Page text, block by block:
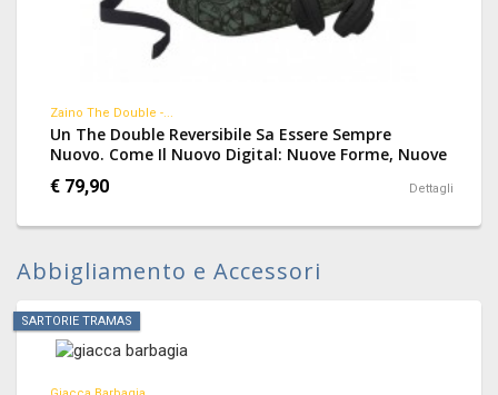
Zaino The Double -...
Un The Double Reversibile Sa Essere Sempre
Nuovo. Come Il Nuovo Digital: Nuove Forme, Nuove
Grafiche E Nuove Tecnologie. Le Nuove Grafiche Si
Ispirano Al Mondo Dei Tattoo: Da Una Parte
Serigrafia Personalizzata.
€ 79,90 Dettagli
Abbigliamento e Accessori
SARTORIE TRAMAS